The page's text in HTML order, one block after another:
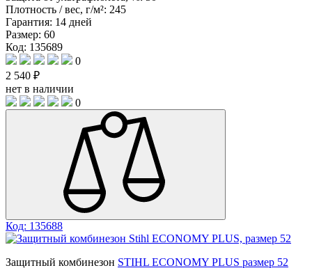
Плотность / вес, г/м²: 245
Гарантия: 14 дней
Размер: 60
Код: 135689
0
2 540 ₽
нет в наличии
0
Код: 135688
Защитный комбинезон STIHL ECONOMY PLUS размер 52